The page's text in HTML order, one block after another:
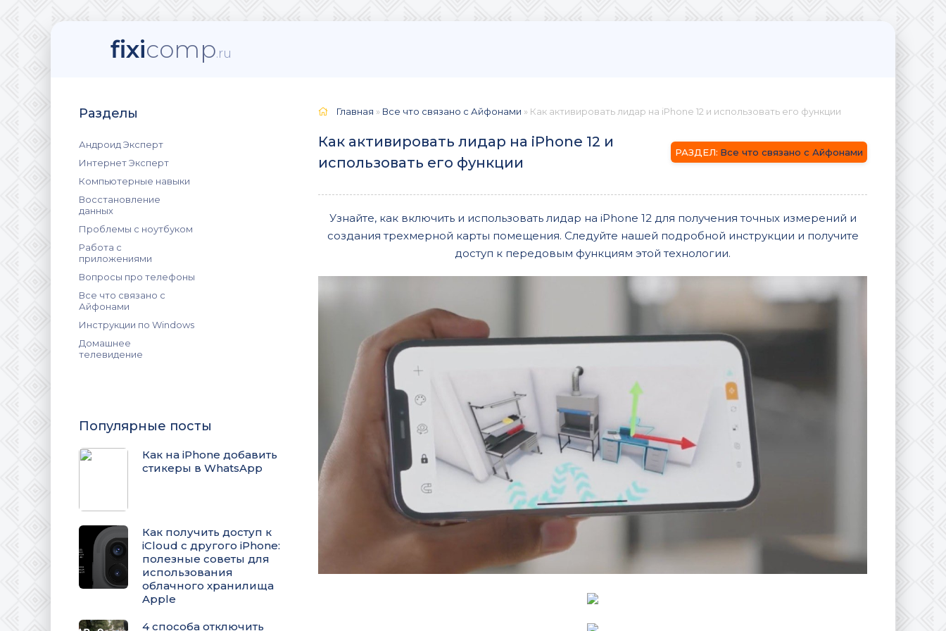
fixicomp.ru
Разделы
Андроид Эксперт
Интернет Эксперт
Компьютерные навыки
Восстановление
данных
Проблемы с ноутбуком
Работа с
приложениями
Вопросы про телефоны
Все что связано с
Айфонами
Инструкции по Windows
Домашнее
телевидение
Популярные посты
Как на iPhone добавить
стикеры в WhatsApp
Как получить доступ к
iCloud с другого iPhone:
полезные советы для
использования
облачного хранилища
Apple
4 способа отключить
Главная » Все что связано с Айфонами » Как активировать лидар на iPhone 12 и использовать его функции
Как активировать лидар на iPhone 12 и
использовать его функции
Все что связано с Айфонами
Узнайте, как включить и использовать лидар на iPhone 12 для получения точных измерений и
создания трехмерной карты помещения. Следуйте нашей подробной инструкции и получите
доступ к передовым функциям этой технологии.